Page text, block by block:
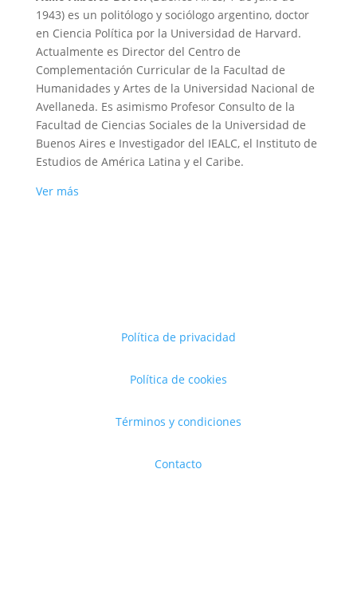
1943) es un politólogo y sociólogo argentino, doctor
en Ciencia Política por la Universidad de Harvard.
Actualmente es Director del Centro de
Complementación Curricular de la Facultad de
Humanidades y Artes de la Universidad Nacional de
Avellaneda. Es asimismo Profesor Consulto de la
Facultad de Ciencias Sociales de la Universidad de
Buenos Aires e Investigador del IEALC, el Instituto de
Estudios de América Latina y el Caribe.
Ver más
Política de privacidad
Política de cookies
Términos y condiciones
Contacto